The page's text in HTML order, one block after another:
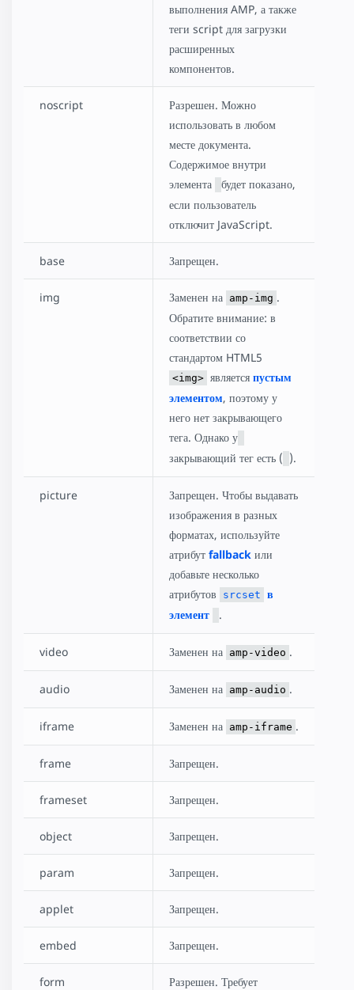
выполнения AMP, а также
теги script для загрузки
расширенных
компонентов.
noscript
Разрешен. Можно
использовать в любом
месте документа.
Содержимое внутри
элемента
будет показано,
если пользователь
отключит JavaScript.
base Запрещен.
img Заменен на amp-img .
Обратите внимание: в
соответствии со
стандартом HTML5
<img> является пустым
элементом, поэтому у
него нет закрывающего
тега. Однако у
закрывающий тег есть ( ).
picture
Запрещен. Чтобы выдавать
изображения в разных
форматах, используйте
атрибут fallback или
добавьте несколько
атрибутов
srcset в
элемент
.
video Заменен на amp-video .
audio Заменен на amp-audio .
iframe Заменен на amp-iframe .
frame Запрещен.
frameset Запрещен.
object Запрещен.
param Запрещен.
applet Запрещен.
embed Запрещен.
form Разрешен. Требует